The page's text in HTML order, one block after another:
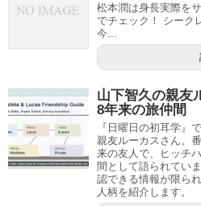
松本潤は身長実際を
でチェック！ シーク
今...
山下智久の親友
8年来の旅仲間
『日曜日の初耳学』
親友ルーカスさん。
来の友人で、ヒッチ
間として語られてい
認できる情報が限ら
人柄を紹介します。